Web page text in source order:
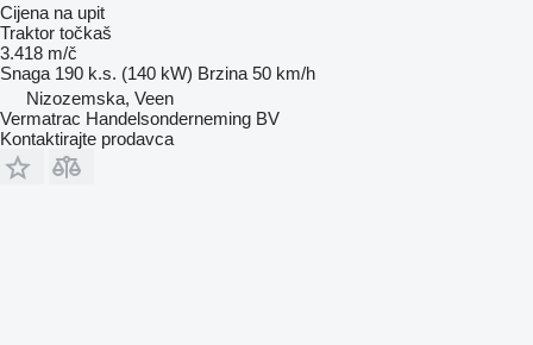
Cijena na upit
Traktor točkaš
3.418 m/č
Snaga 190 k.s. (140 kW) Brzina 50 km/h
Nizozemska, Veen
Vermatrac Handelsonderneming BV
Kontaktirajte prodavca